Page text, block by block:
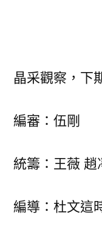
晶采觀察，下
編審：伍剛
統籌：王薇 趙
編導：杜文這